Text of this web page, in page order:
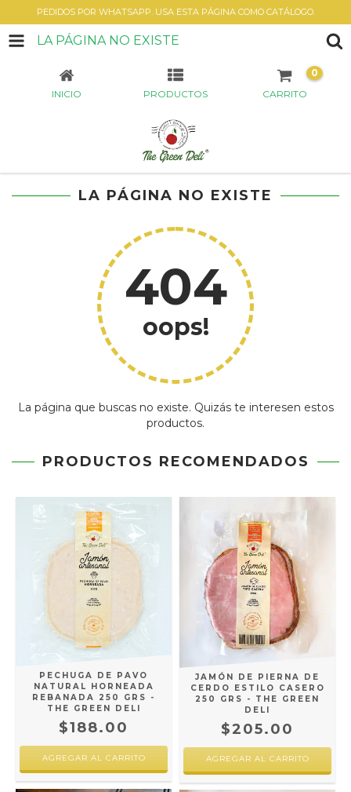
PEDIDOS POR WHATSAPP. USA ESTA PÁGINA COMO CATÁLOGO.
LA PÁGINA NO EXISTE
INICIO PRODUCTOS CARRITO
0
LA PÁGINA NO EXISTE
404
oops!
La página que buscas no existe. Quizás te interesen estos
productos.
PRODUCTOS RECOMENDADOS
PECHUGA DE PAVO
NATURAL HORNEADA
REBANADA 250 GRS -
THE GREEN DELI
$188.00
JAMÓN DE PIERNA DE
CERDO ESTILO CASERO
250 GRS - THE GREEN
DELI
$205.00